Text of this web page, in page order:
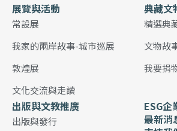
展覽與活動
常設展
我家的兩岸故事-城市巡展
敦煌展
文化交流與走讀
典藏文
精選典
文物故
我要捐
出版與文教推廣
出版與發行
ESG企
最新消